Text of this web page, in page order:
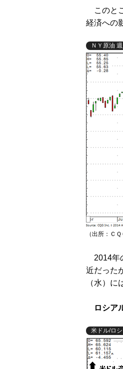
このと
経済への
ＮＹ原油 週
（出所：ＣＱ
2014年
近だった
（水）に
ロシア
米ドル/ロ